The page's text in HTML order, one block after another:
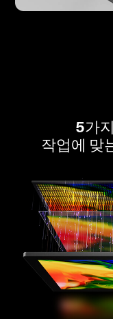
5가
작업에 맞